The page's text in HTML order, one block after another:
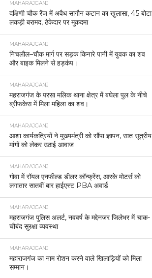
MAHARAJGANJ
दक्षिणी चौक रेंज में अवैध सागौन कटान का खुलासा, 45 बोटा
लकड़ी बरामद, ठेकेदार पर मुकदमा
MAHARAJGANJ
निचलौल–चौक मार्ग पर सड़क किनारे पानी में युवक का शव
और बाइक मिलने से हड़कंप।
MAHARAJGANJ
महराजगंज के परसा मलिक थाना क्षेत्र में बघेला पुल के नीचे
ब्रीफकेस में मिला महिला का शव।
MAHARAJGANJ
आशा कार्यकत्रियों ने मुख्यमंत्री को सौंपा ज्ञापन, सात सूत्रीय
मांगों को लेकर उठाई आवाज
MAHARAJGANJ
गोवा में रॉयल एनफील्ड डीलर कॉन्फ्रेंस, आरके मोटर्स को
लगातार सातवीं बार हाईएस्ट PBA अवार्ड
MAHARAJGANJ
महराजगंज पुलिस अलर्ट, नववर्ष के मद्देनजर जिलेभर में चाक-
चौबंद सुरक्षा व्यवस्था
MAHARAJGANJ
महाराजगंज का नाम रोशन करने वाले खिलाड़ियों को मिला
सम्मान।